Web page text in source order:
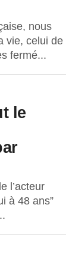
nous
vie, celui de
fermé...
le
l’acteur
à 48 ans”